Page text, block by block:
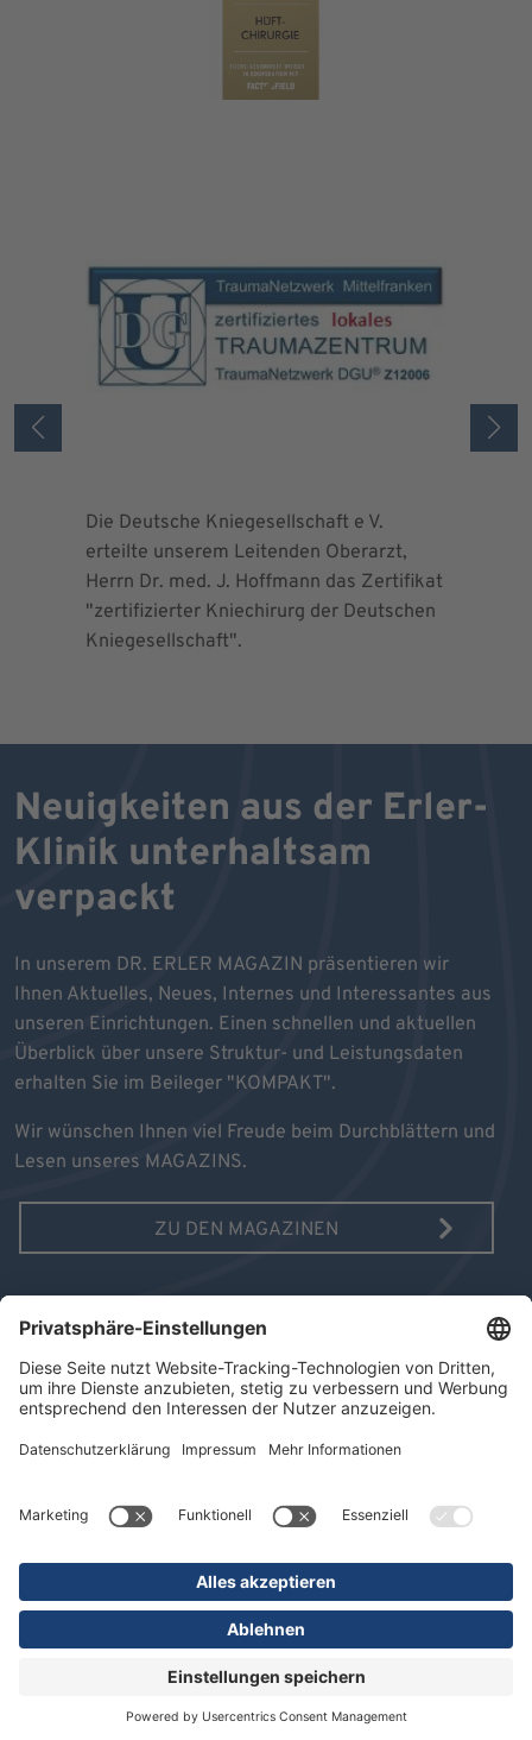
Die Deutsche Kniegesellschaft e V.
erteilte unserem Leitenden Oberarzt,
Herrn Dr. med. J. Hoffmann das Zertifikat
"zertifizierter Kniechirurg der Deutschen
Kniegesellschaft".
Neuigkeiten aus der Erler-
Klinik unterhaltsam
verpackt
In unserem DR. ERLER MAGAZIN präsentieren wir
Ihnen Aktuelles, Neues, Internes und Interessantes aus
unseren Einrichtungen. Einen schnellen und aktuellen
Überblick über unsere Struktur- und Leistungsdaten
erhalten Sie im Beileger "KOMPAKT".
Wir wünschen Ihnen viel Freude beim Durchblättern und
Lesen unseres MAGAZINS.
ZU DEN MAGAZINEN
AUSGABE 10/2025 MAGAZIN